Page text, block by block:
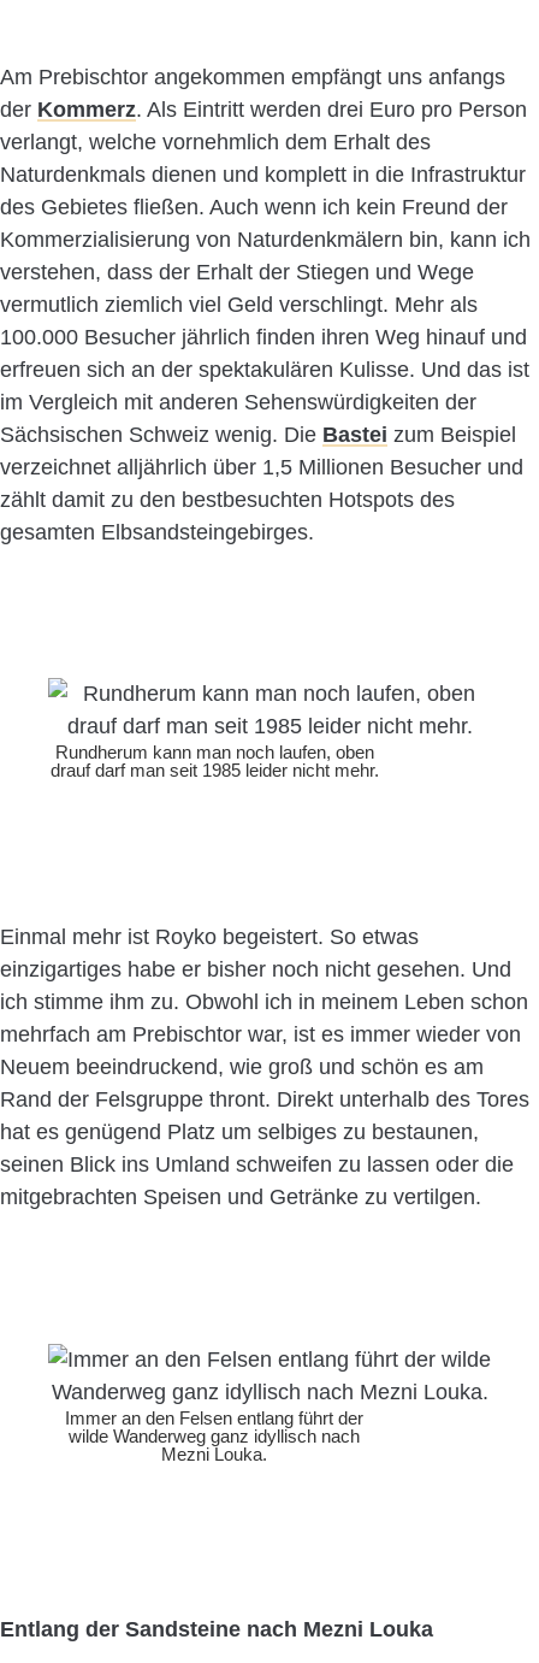
Am Prebischtor angekommen empfängt uns anfangs
der Kommerz. Als Eintritt werden drei Euro pro Person
verlangt, welche vornehmlich dem Erhalt des
Naturdenkmals dienen und komplett in die Infrastruktur
des Gebietes fließen. Auch wenn ich kein Freund der
Kommerzialisierung von Naturdenkmälern bin, kann ich
verstehen, dass der Erhalt der Stiegen und Wege
vermutlich ziemlich viel Geld verschlingt. Mehr als
100.000 Besucher jährlich finden ihren Weg hinauf und
erfreuen sich an der spektakulären Kulisse. Und das ist
im Vergleich mit anderen Sehenswürdigkeiten der
Sächsischen Schweiz wenig. Die Bastei zum Beispiel
verzeichnet alljährlich über 1,5 Millionen Besucher und
zählt damit zu den bestbesuchten Hotspots des
gesamten Elbsandsteingebirges.
Rundherum kann man noch laufen, oben
drauf darf man seit 1985 leider nicht mehr.
Einmal mehr ist Royko begeistert. So etwas
einzigartiges habe er bisher noch nicht gesehen. Und
ich stimme ihm zu. Obwohl ich in meinem Leben schon
mehrfach am Prebischtor war, ist es immer wieder von
Neuem beeindruckend, wie groß und schön es am
Rand der Felsgruppe thront. Direkt unterhalb des Tores
hat es genügend Platz um selbiges zu bestaunen,
seinen Blick ins Umland schweifen zu lassen oder die
mitgebrachten Speisen und Getränke zu vertilgen.
Immer an den Felsen entlang führt der
wilde Wanderweg ganz idyllisch nach
Mezni Louka.
Entlang der Sandsteine nach Mezni Louka